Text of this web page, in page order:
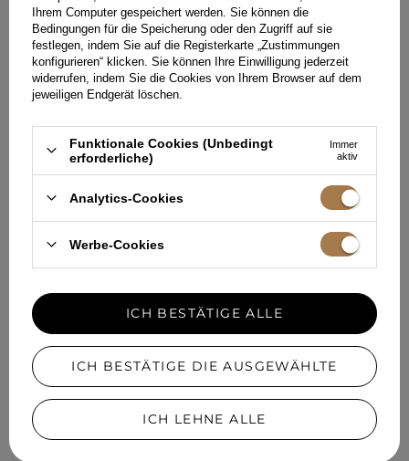
Erstellen Sie Ihren
einzigartigen Party-
Dresscode mit einem
spektakulären Kleid
Acht lassen, dass es perfekt für die
Tanzfläche ist. Dies liegt an dem
ergänzt durch herabhängende
Fransen. Das Abendkleid hat am
Rücken einen tiefen Ausschnitt,
wodurch Sie Ihre Figur betonen
können. Darüber hinaus bietet es
außergewöhnlichen Komfort,
sodass Sie problemlos die ganze
diesem Kleid in den Club zu gehen,
wird ein unvergessliches Erlebnis
sein. Seine einzigartige graue Farbe,
Clutch und schwarzen High Heels,
lässt Sie wie eine Göttin aussehen.
Das richtige Outfit für einen Club
auszuwählen, ist nicht die
einfachste Sache. Wenn Sie sich für
einen unserer Vorschläge
Ihrem Computer gespeichert werden. Sie können die
Bedingungen für die Speicherung oder den Zugriff auf sie
festlegen, indem Sie auf die Registerkarte „Zustimmungen
konfigurieren“ klicken. Sie können Ihre Einwilligung jederzeit
widerrufen, indem Sie die Cookies von Ihrem Browser auf dem
jeweiligen Endgerät löschen.
Funktionale Cookies (Unbedingt
erforderliche)
Immer
aktiv
Analytics-Cookies
Werbe-Cookies
ICH BESTÄTIGE DIE AUSGEWÄHLTE
ICH LEHNE ALLE
ICH BESTÄTIGE ALLE